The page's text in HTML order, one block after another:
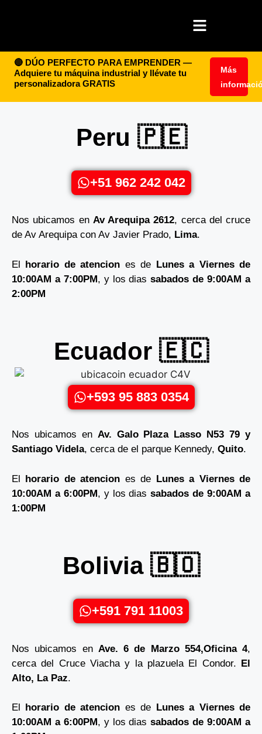
🔴 DÚO PERFECTO PARA EMPRENDER —
Adquiere tu máquina industrial y llévate tu
personalizadora GRATIS
Más
Peru 🇵🇪
+51 962 242 042
Nos ubicamos en Av Arequipa 2612, cerca del cruce
de Av Arequipa con Av Javier Prado, Lima.
El horario de atencion es de Lunes a Viernes de
10:00AM a 7:00PM, y los diassabados de 9:00AM a
2:00PM
Ecuador 🇪🇨
+593 95 883 0354
Nos ubicamos en Av. Galo Plaza Lasso N53 79 y
Santiago Videla, cerca de el parque Kennedy, Quito.
El horario de atencion es de Lunes a Viernes de
10:00AM a 6:00PM, y los diassabados de 9:00AM a
1:00PM
Bolivia 🇧🇴
+591 791 11003
Nos ubicamos en Ave. 6 de Marzo 554,Oficina 4,
cerca del Cruce Viacha y la plazuela El Condor. El
Alto, La Paz.
El horario de atencion es de
Lunes a Viernes de
10:00AM a 6:00PM , y los diassabados de 9:00AM a